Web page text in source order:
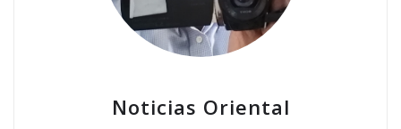
Noticias Oriental